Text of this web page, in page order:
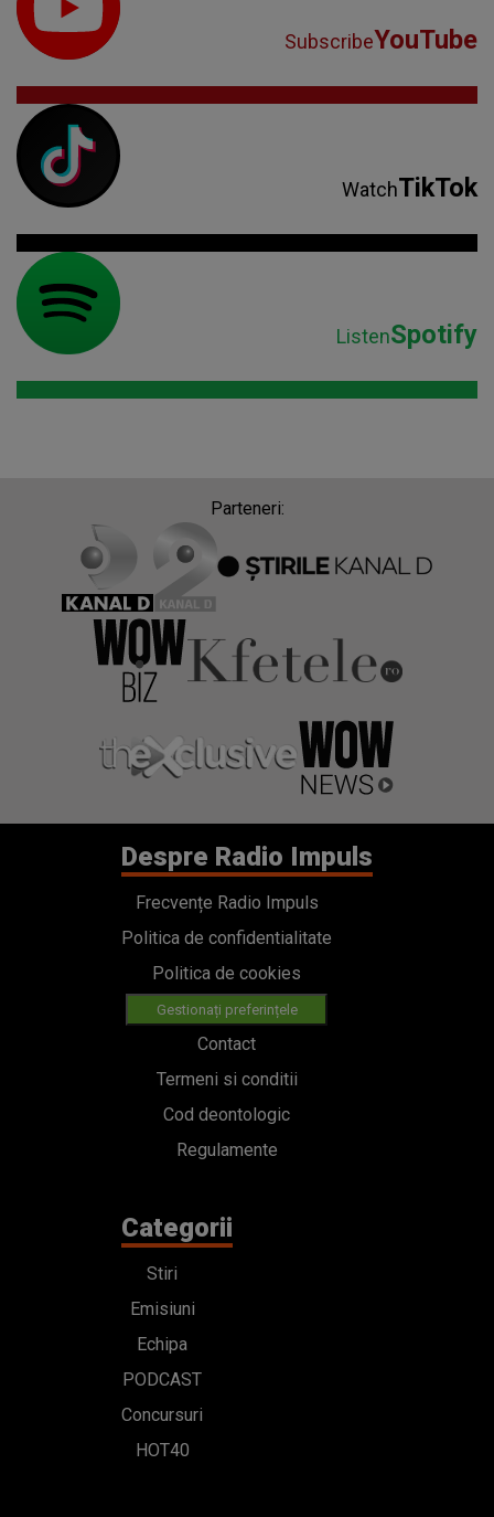
SubscribeYouTube
WatchTikTok
ListenSpotify
Parteneri:
Despre Radio Impuls
Frecvențe Radio Impuls
Politica de confidentialitate
Politica de cookies
Gestionați preferințele
Contact
Termeni si conditii
Cod deontologic
Regulamente
Categorii
Stiri
Emisiuni
Echipa
PODCAST
Concursuri
HOT40